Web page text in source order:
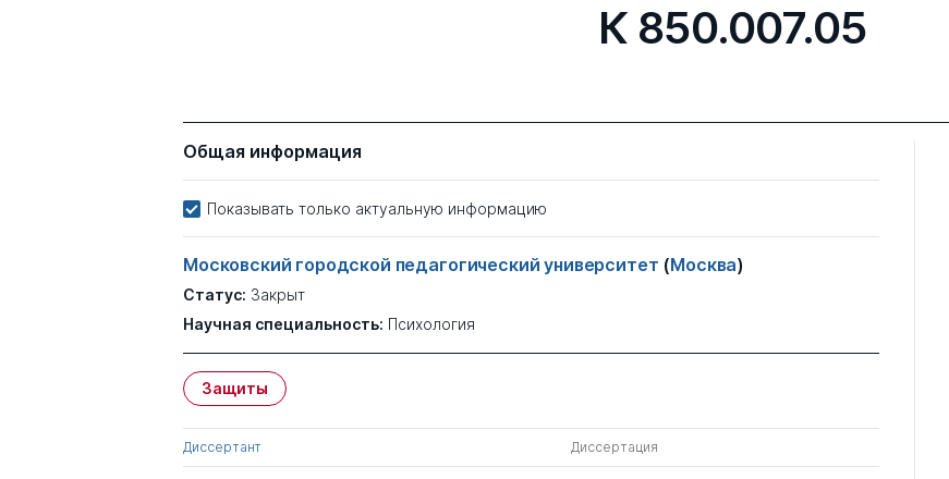
К 850.007.05
Общая информация
Показывать только актуальную информацию
Московский городской педагогический университет (Москва)
Статус: Закрыт
Научная специальность: Психология
Защиты
Диссертант Диссертация